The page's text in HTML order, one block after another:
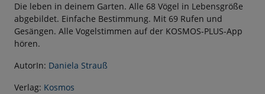
Die leben in deinem Garten. Alle 68 Vögel in Lebensgröße
abgebildet. Einfache Bestimmung. Mit 69 Rufen und
Gesängen. Alle Vogelstimmen auf der KOSMOS-PLUS-App
hören.
AutorIn: Daniela Strauß
Verlag: Kosmos